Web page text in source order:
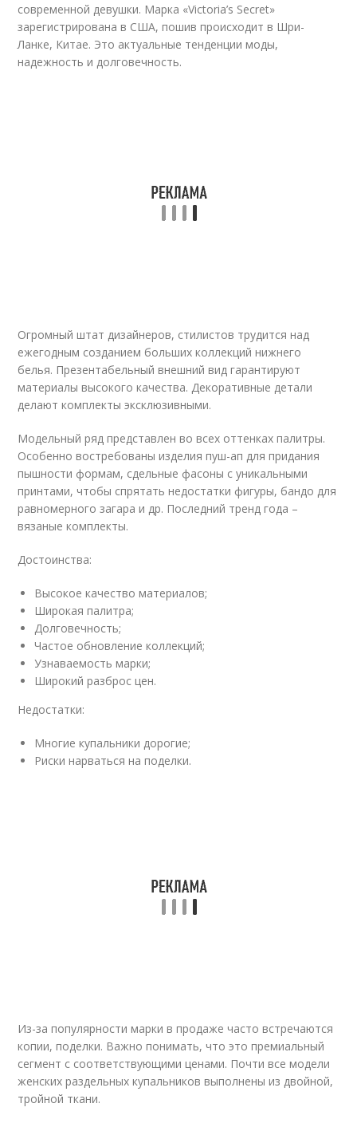
современной девушки. Марка «Victoria’s Secret»
зарегистрирована в США, пошив происходит в Шри-
Ланке, Китае. Это актуальные тенденции моды,
надежность и долговечность.
Огромный штат дизайнеров, стилистов трудится над
ежегодным созданием больших коллекций нижнего
белья. Презентабельный внешний вид гарантируют
материалы высокого качества. Декоративные детали
делают комплекты эксклюзивными.
Модельный ряд представлен во всех оттенках палитры.
Особенно востребованы изделия пуш-ап для придания
пышности формам, сдельные фасоны с уникальными
принтами, чтобы спрятать недостатки фигуры, бандо для
равномерного загара и др. Последний тренд года –
вязаные комплекты.
Достоинства:
Высокое качество материалов;
Широкая палитра;
Долговечность;
Частое обновление коллекций;
Узнаваемость марки;
Широкий разброс цен.
Недостатки:
Многие купальники дорогие;
Риски нарваться на поделки.
Из-за популярности марки в продаже часто встречаются
копии, поделки. Важно понимать, что это премиальный
сегмент с соответствующими ценами. Почти все модели
женских раздельных купальников выполнены из двойной,
тройной ткани.